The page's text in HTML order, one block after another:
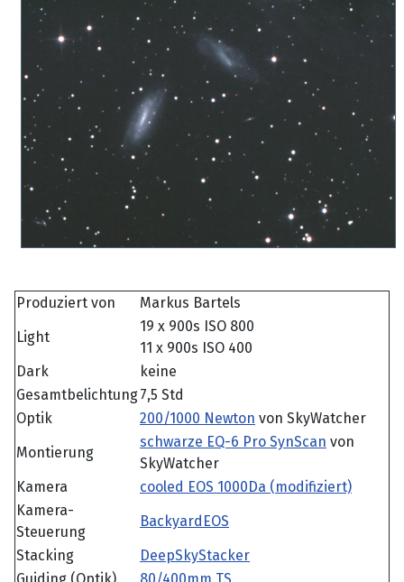
Produziert von
Markus Bartels
Light
19 x 900s ISO 800
11 x 900s ISO 400
Dark
keine
Gesamtbelichtung7,5 Std
Optik
200/1000 Newton von SkyWatcher
Montierung
schwarze EQ-6 Pro SynScan von
SkyWatcher
Kamera
cooled EOS 1000Da (modifiziert)
Kamera-
Steuerung
BackyardEOS
Stacking
DeepSkyStacker